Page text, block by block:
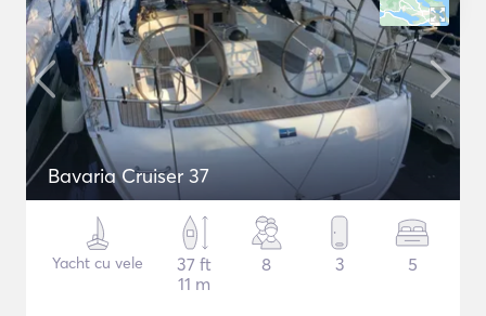
Bavaria Cruiser 37
Yacht cu vele
37 ft
11 m
8 3 5